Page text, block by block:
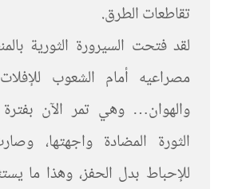
تقاطعات الطرق.
لقد فتحت السيرورة الثورية
مصراعيه أمام الشعوب
والهوان… وهي تمر الآن
الثورة المضادة واجهتها،
للإحباط بدل الحفز، وهذا ما